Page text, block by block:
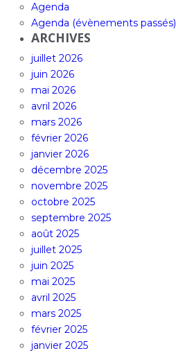
Agenda
Agenda (évènements passés)
ARCHIVES
juillet 2026
juin 2026
mai 2026
avril 2026
mars 2026
février 2026
janvier 2026
décembre 2025
novembre 2025
octobre 2025
septembre 2025
août 2025
juillet 2025
juin 2025
mai 2025
avril 2025
mars 2025
février 2025
janvier 2025